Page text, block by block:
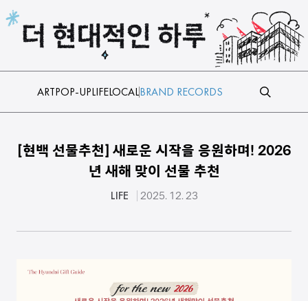
본문 바로가기
ARTPOP-UPLIFELOCALBRAND RECORDS
[현백 선물추천] 새로운 시작을 응원하며! 2026
년 새해 맞이 선물 추천
LIFE 2025. 12. 23